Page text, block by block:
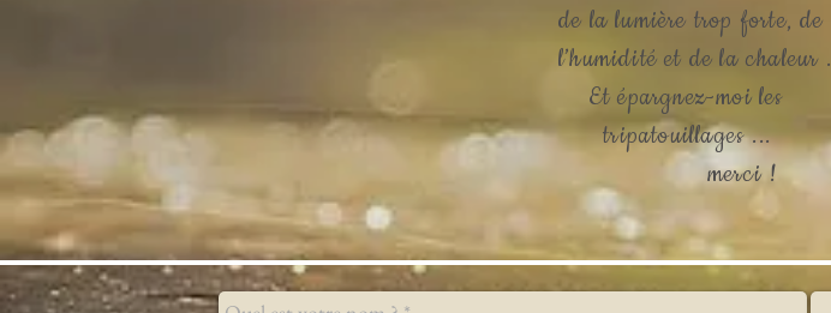
de la lumière trop forte, de
l’humidité et de la chaleur .
Et épargnez-moi les
tripatouillages ...
merci !